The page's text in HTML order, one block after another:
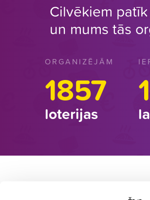
Cilvēkiem
un mums tās
ORGANIZĒJĀM
1857
loterijas